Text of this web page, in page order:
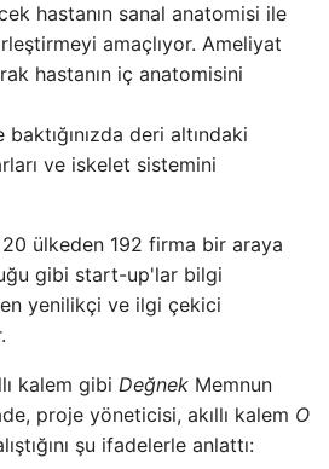
hastanın sanal anatomisi ile
amaçlıyor. Ameliyat
hastanın iç anatomisini
baktığınızda deri altındaki
ve iskelet sistemini
20 ülkeden 192 firma bir araya
gibi start-up'lar bilgi
yenilikçi ve ilgi çekici
kalem gibi Değnek Memnun
proje yöneticisi, akıllı kalem O
şu ifadelerle anlattı: